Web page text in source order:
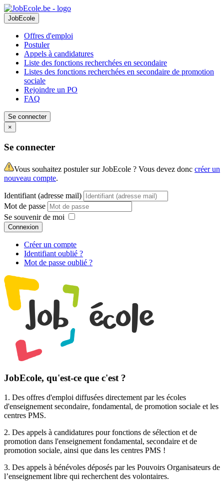
JobEcole
Offres d'emploi
Postuler
Appels à candidatures
Liste des fonctions recherchées en secondaire
Listes des fonctions recherchées en secondaire de promotion
sociale
Rejoindre un PO
FAQ
Se connecter
×
Se connecter
Vous souhaitez postuler sur JobEcole ? Vous devez donc créer un
nouveau compte.
Identifiant (adresse mail)
Mot de passe
Se souvenir de moi
Connexion
Créer un compte
Identifiant oublié ?
Mot de passe oublié ?
JobEcole, qu'est-ce que c'est ?
1. Des offres d'emploi diffusées directement par les écoles
d'enseignement secondaire, fondamental, de promotion sociale et les
centres PMS.
2. Des appels à candidatures pour fonctions de sélection et de
promotion dans l'enseignement fondamental, secondaire et de
promotion sociale, ainsi que dans les centres PMS !
3. Des appels à bénévoles déposés par les Pouvoirs Organisateurs de
l’enseignement libre qui recherchent des volontaires.